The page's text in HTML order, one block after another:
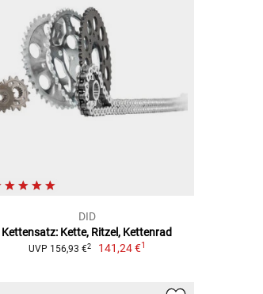
DID
Kettensatz: Kette, Ritzel, Kettenrad
UVP 156,93 €2 141,24 €1